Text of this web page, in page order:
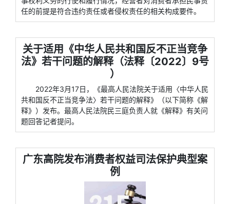
任的前提是符合违约责任或者侵权责任的相关构成要件。
关于适用《中华人民共和国反不正当竞争
法》若干问题的解释（法释〔2022〕9号
）
2022年3月17日，《最高人民法院关于适用〈中华人民
共和国反不正当竞争法〉若干问题的解释》（以下简称《解
释》）发布。最高人民法院民三庭负责人就《解释》有关问
题回答记者提问。
广东高院发布消费者权益司法保护典型案
例